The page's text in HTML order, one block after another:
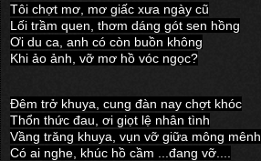
Tôi chợt mơ, mơ giấc xưa ngày cũ
Lối trầm quen, thơm dáng gót sen hồng
Ơi du ca, anh có còn buồn không
Khi ảo ảnh, vỡ mơ hồ vóc ngọc?
Đêm trở khuya, cung đàn nay chợt khóc
Thổn thức đau, ơi giọt lệ nhân tình
Vầng trăng khuya, vụn vỡ giữa mông mênh
Có ai nghe, khúc hồ cầm ...đang vỡ....